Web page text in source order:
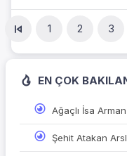
1 2 3
EN ÇOK
Ağaçlı İsa
Şehit Atakan